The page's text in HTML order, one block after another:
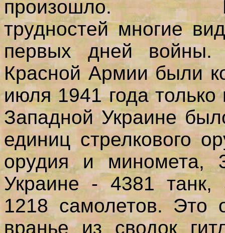
произошло.
трудностей многие
первых дней
Красной Армии были
июля 1941 года
Западной Украине
единиц стрелкового
орудия и миномета,
Украине - 4381
1218 самолетов. Это
вранье из сводок